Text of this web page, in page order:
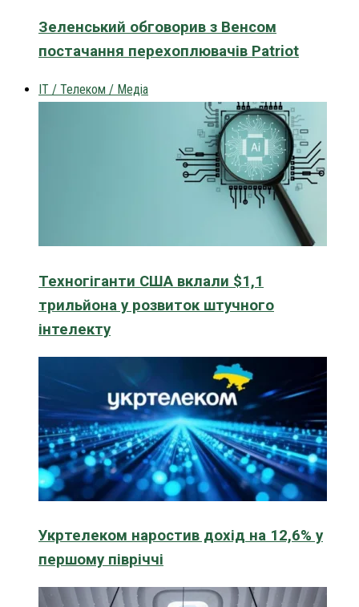
Зеленський обговорив з Венсом
постачання перехоплювачів Patriot
IT / Телеком / Медіа
Техногіганти США вклали $1,1
трильйона у розвиток штучного
інтелекту
Укртелеком наростив дохід на 12,6% у
першому півріччі